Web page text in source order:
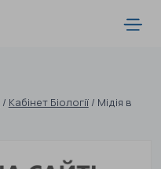
/ Кабінет Біології / Мідія в